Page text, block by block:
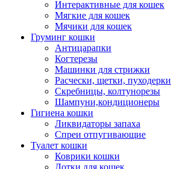
Интерактивные для кошек
Мягкие для кошек
Мячики для кошек
Груминг кошки
Антицарапки
Когтерезы
Машинки для стрижки
Расчески, щетки, пуходерки
Скребницы, колтунорезы
Шампуни,кондиционеры
Гигиена кошки
Ликвидаторы запаха
Спреи отпугивающие
Туалет кошки
Коврики кошки
Лотки для кошек